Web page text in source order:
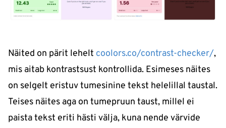
Näited on pärit lehelt coolors.co/contrast-checker/,
mis aitab kontrastsust kontrollida. Esimeses näites
on selgelt eristuv tumesinine tekst helelillal taustal.
Teises näites aga on tumepruun taust, millel ei
paista tekst eriti hästi välja, kuna nende värvide